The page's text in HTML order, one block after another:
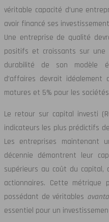
véritable capacité d’une
avoir financé ses
Une entreprise de qualité
positifs et croissants sur une
durabilité de son modèle
d’affaires devrait idéalement
matures et 5% pour les
Le retour sur capital investi
indicateurs les plus prédictifs
Les entreprises maintenant
décennie démontrent leur
supérieurs au coût du capital,
actionnaires. Cette métrique
possédant de véritables
essentiel pour un